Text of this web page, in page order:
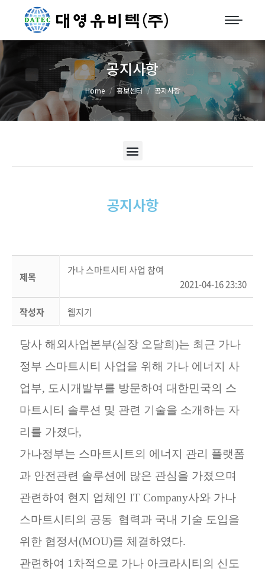
공지사항
You are here:
Home 홍보센터 공지사항
공지사항
제목
가나 스마트시티 사업 참여
2021-04-16 23:30
작성자 웹지기
당사 해외사업본부(실장 오달희)는 최근 가나
정부 스마트시티 사업을 위해 가나 에너지 사
업부, 도시개발부를 방문하여 대한민국의 스
마트시티 솔루션 및 관련 기술을 소개하는 자
리를 가졌다,
가나정부는 스마트시트의 에너지 관리 플랫폼
과 안전관련 솔루션에 많은 관심을 가졌으며
관련하여 현지 업체인 IT Company사와 가나
스마트시티의 공동 협력과 국내 기술 도입을
위한 협정서(MOU)를 체결하였다.
관련하여 1 차적으로 가나 아크라시티의 신도